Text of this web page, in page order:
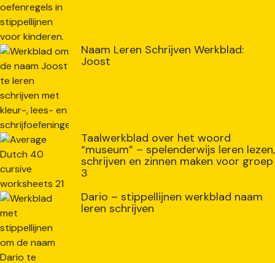
Naam Leren Schrijven Werkblad:
Joost
Taalwerkblad over het woord
“museum” – spelenderwijs leren lezen,
schrijven en zinnen maken voor groep
3
Dario – stippellijnen werkblad naam
leren schrijven